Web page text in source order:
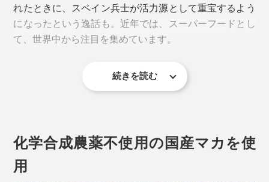
れたときに、スペイン兵士が活力源として重宝するよう
になったという逸話も。近年では、スーパーフードとし
て、世界中から注目を集めています。
体内のエネルギー生産をサポートする「アルギニン」、
レート」などを豊富に含む、活力の塊のような植物。
「男性の精力剤」として販売される商品が多かったもの
続きを読む
化学合成農薬不使用の国産マカを使
用